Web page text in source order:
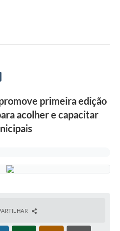
primeira edição
acolher e capacitar